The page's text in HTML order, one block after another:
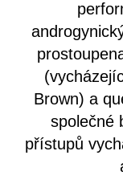
Brown) a
společné
přístupů